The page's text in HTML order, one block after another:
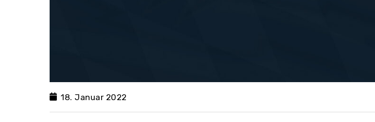
18. Januar 2022